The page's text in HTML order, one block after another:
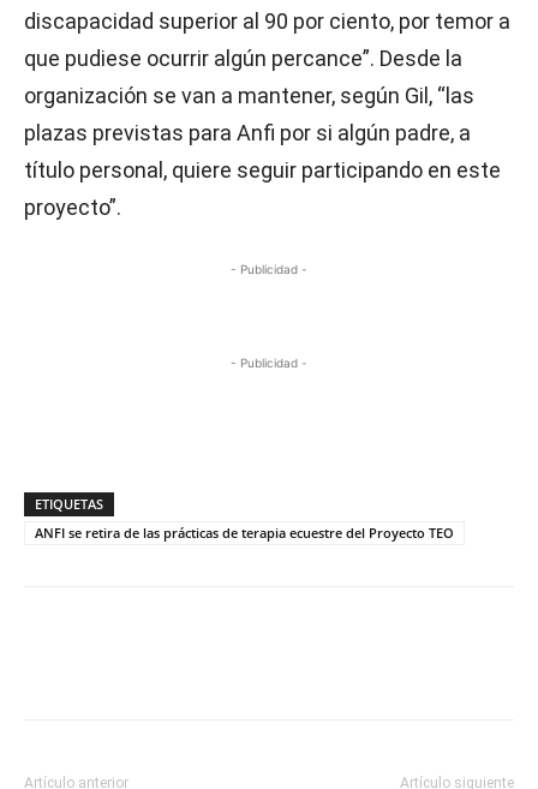
discapacidad superior al 90 por ciento, por temor a
que pudiese ocurrir algún percance”. Desde la
organización se van a mantener, según Gil, “las
plazas previstas para Anfi por si algún padre, a
título personal, quiere seguir participando en este
proyecto”.
- Publicidad -
- Publicidad -
ETIQUETAS
ANFI se retira de las prácticas de terapia ecuestre del Proyecto TEO
Artículo anterior Artículo siguiente